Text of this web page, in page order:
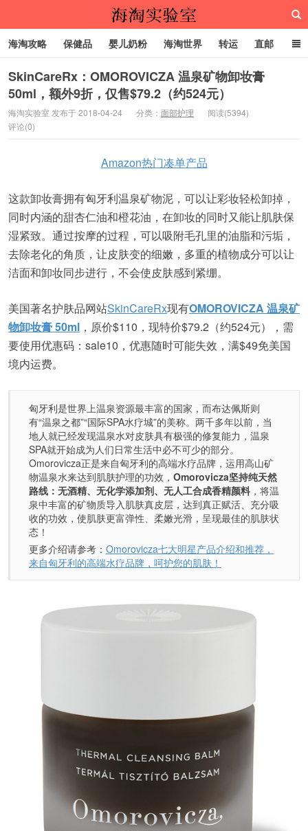
海淘实验室
海淘攻略 保健品 婴儿奶粉 海淘世界 转运 直邮
代购服务
SkinCareRx：OMOROVICZA 温泉矿物卸妆膏
50ml，额外9折，仅售$79.2（约524元）
海淘实验室 发布于 2018-04-24 分类： 面部护理
阅读(5394)
评论(0)
Amazon热门凑单产品
这款卸妆膏拥有匈牙利温泉矿物泥，可以让彩妆轻松卸掉，
同时内涵的甜杏仁油和橙花油，在卸妆的同时又能让肌肤保
湿紧致。通过按摩的过程，可以吸附毛孔里的油脂和污垢，
去除老化的角质，让皮肤变的细嫩，多重的植物成分可以让
洁面和卸妆同步进行，不会使皮肤感到紧绷。
美国著名护肤品网站SkinCareRx现有OMOROVICZA 温泉矿
物卸妆膏 50ml ，原价$110，现特价$79.2（约524元），需
要使用优惠码： sale10 ，优惠随时可能失效，满$49免美国
境内运费。
匈牙利是世界上温泉资源最丰富的国家，而布达佩斯则
有“温泉之都”“国际SPA水疗城”的美称。两千多年以前，当
地人就已经发现温泉水对皮肤具有极强的修复能力，温泉
SPA就开始成为人们日常生活中必不可少的部分。
Omorovicza正是来自匈牙利的高端水疗品牌，运用高山矿
物温泉水来达到肌肤护理的功效， Omorovicza坚持纯天然
路线：无酒精、无化学添加剂、无人工合成香精颜料 ，将温
泉中丰富的矿物质导入肌肤真皮层，达到真正赋活、充分吸
收的功效，使肌肤更富弹性、柔嫩光滑，呈现最佳的肌肤状
态！
更多介绍请参考： Omorovicza七大明星产品介绍和推荐，
来自匈牙利的高端水疗品牌，呵护您的肌肤！